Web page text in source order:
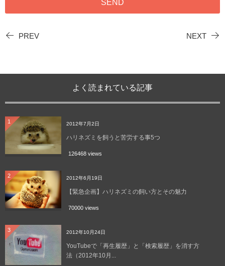
PREV NEXT
よく読まれている記事
1 2012年7月2日
ハリネズミを飼うと苦労する事5つ
126468 views
2 2012年6月19日
【緊急企画】ハリネズミの飼い方とその魅力
70000 views
3 2012年10月24日
YouTubeで「再生履歴」と「検索履歴」を消す方
法（2012年10月...